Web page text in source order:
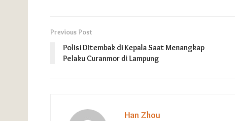
Previous Post
Polisi Ditembak di Kepala Saat Menangkap
Pelaku Curanmor di Lampung
Han Zhou